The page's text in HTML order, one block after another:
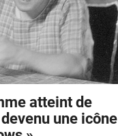
atteint de
une icône